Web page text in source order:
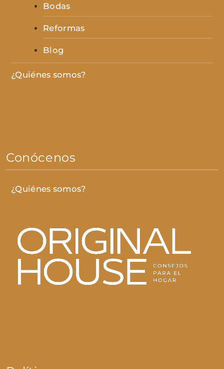
Bodas
Reformas
Blog
¿Quiénes somos?
Conócenos
¿Quiénes somos?